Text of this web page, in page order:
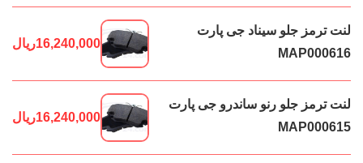
لنت ترمز جلو سیناد جی پارت
MAP000616
16,240,000ریال
لنت ترمز جلو رنو ساندرو جی پارت
MAP000615
16,240,000ریال